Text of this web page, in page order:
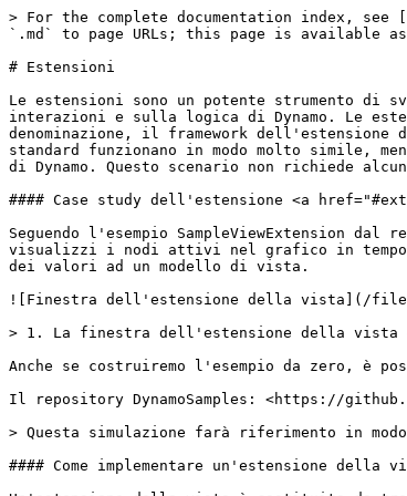
> For the complete documentation index, see [llms.txt](https://primer2.dynamobim.org/llms.txt). Markdown versions of documentation pages are available by appending `.md` to page URLs; this page is available as [Markdown](https://primer2.dynamobim.org/it/1_developer_primer_intro/3_developing_for_dynamo/7-extensions.md).

# Estensioni

Le estensioni sono un potente strumento di sviluppo nell'ecosistema di Dynamo. Consentono agli sviluppatori di gestire funzionalità personalizzate basate sulle interazioni e sulla logica di Dynamo. Le estensioni possono essere suddivise in due categorie principali, ovvero estensioni ed estensioni delle viste. Come implica la denominazione, il framework dell'estensione della vista consente di estendere l'interfaccia utente di Dynamo registrando voci di menu personalizzate. Le estensioni standard funzionano in modo molto simile, meno l'interfaccia utente. Ad esempio, è possibile creare un'estensione che registra informazioni specifiche nella console di Dynamo. Questo scenario non richiede alcuna interfaccia utente personalizzata e pertanto potrebbe essere eseguito anche utilizzando un'estensione.

#### Case study dell'estensione <a href="#extension-case-study" id="extension-case-study"></a>

Seguendo l'esempio SampleViewExtension dal repository DynamoSamples su GitHub, illustreremo la procedura necessaria per creare una finestra non modale semplice che visualizzi i nodi attivi nel grafico in tempo reale. Per un'estensione della vista è necessario creare un'interfaccia utente per la finestra ed eseguire il binding dei valori ad un modello di vista.

![Finestra dell'estensione della vista](/files/mSIpv7SvUfgQYWYDHktP)

> 1. La finestra dell'estensione della vista è stata sviluppata seguendo l'esempio SampleViewExtension nel repository su GitHub.

Anche se costruiremo l'esempio da zero, è possibile anche scaricare e creare il repository DynamoSamples come riferimento.

Il repository DynamoSamples: <https://github.com/DynamoDS/DynamoSamples>

> Questa simulazione farà riferimento in modo specifico al progetto denominato SampleViewExtension disponibile in `DynamoSamples/src/`.

#### Come implementare un'estensione della vista <a href="#how-to-implement-a-view-extension" id="how-to-implement-a-view-extension"></a>

Un'estensione della vista è costituita da tre parti essenziali:

* Un assieme contenente una classe che implementa `IViewExtension` e una classe che crea un modello di vista
* Un file `.xml` che indica a Dynamo dove deve cercare questo assieme in fase di esecuzione e il tipo di estensione
* Un file `.xaml` che esegue il binding dei dati alla